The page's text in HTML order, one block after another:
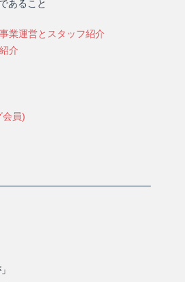
あること
業運営とスタッフ紹介
介
会員)